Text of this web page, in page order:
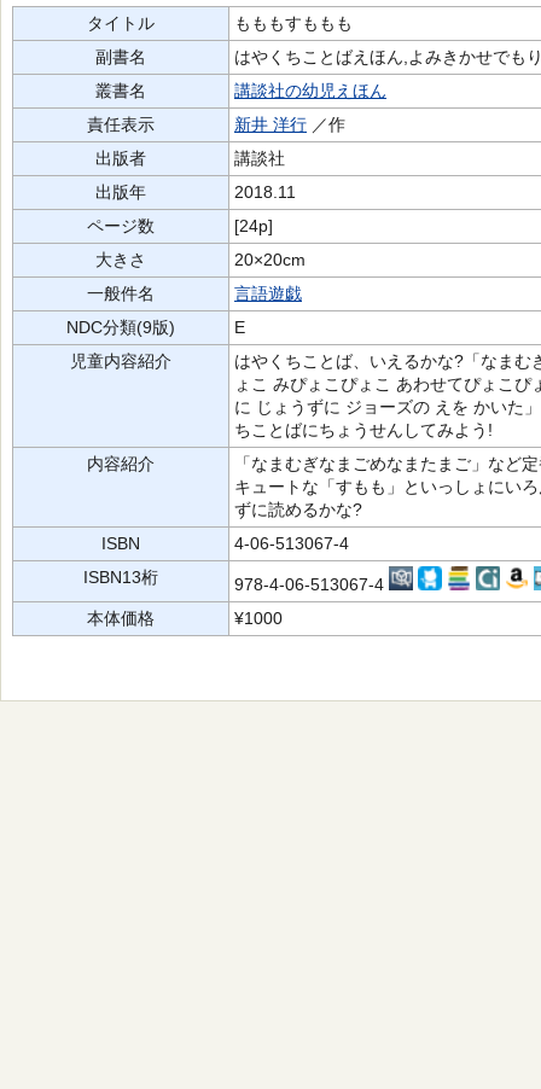
タイトル
もももすももも
副書名
はやくちことばえほん,よみきかせでも
叢書名
講談社の幼児えほん
責任表示
新井 洋行 ／作
出版者
講談社
出版年
2018.11
ページ数
[24p]
大きさ
20×20cm
一般件名
言語遊戯
NDC分類(9版)
E
児童内容紹介
はやくちことば、いえるかな?「なま
ょこ みぴょこぴょこ あわせてぴょこ
に じょうずに ジョーズの えを かいた
ちことばにちょうせんしてみよう!
内容紹介
「なまむぎなまごめなまたまご」など
キュートな「すもも」といっしょにい
ずに読めるかな?
ISBN
4-06-513067-4
ISBN13桁
978-4-06-513067-4
本体価格
¥1000